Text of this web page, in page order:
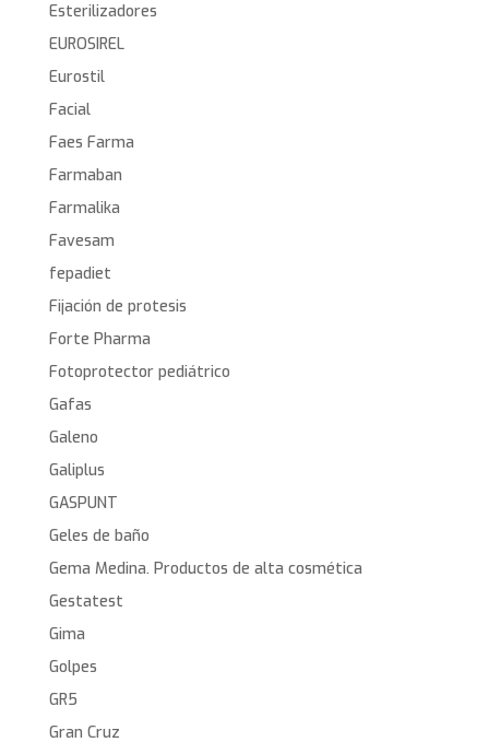
Esterilizadores
EUROSIREL
Eurostil
Facial
Faes Farma
Farmaban
Farmalika
Favesam
fepadiet
Fijación de protesis
Forte Pharma
Fotoprotector pediátrico
Gafas
Galeno
Galiplus
GASPUNT
Geles de baño
Gema Medina. Productos de alta cosmética
Gestatest
Gima
Golpes
GR5
Gran Cruz